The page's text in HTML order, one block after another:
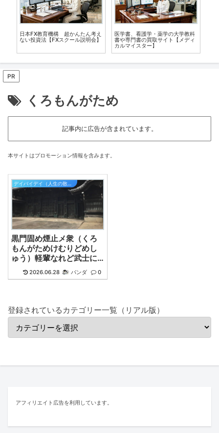
日本FX教育機構 超かんたん考え
ない投資法【FXスクール説明会】
医学書、看護学・薬学の大学教科
書や専門書の買取サイト【メディ
カルマイスター】
PR
くろもんがため
記事内に広告が含まれています。
本サイトはプロモーション情報を含みます。
デイバイデイ（人生の散歩道）
黒門固め煙止メ衆（くろ
もんがためけむりどめし
ゅう）軽輩なれど武士に
2026.06.28 パンダ 0
登録されているカテゴリー一覧（リアル版）
アフィリエイト広告を利用しています。